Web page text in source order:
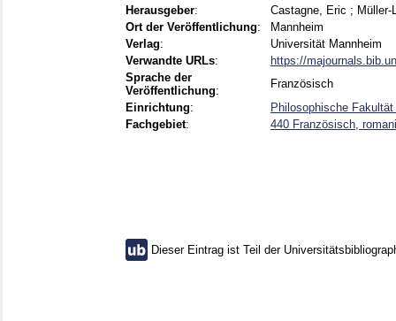
Herausgeber: Castagne, Eric ; Müller-
Ort der Veröffentlichung:
Mannheim
Verlag:
Universität Mannheim
Verwandte URLs:
https://
Sprache der
Veröffentlichung:
Französisch
Einrichtung:
Philosophische
Fachgebiet: 440 Französisch,
Dieser Eintrag ist Teil der